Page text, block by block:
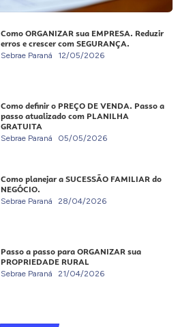
Como ORGANIZAR sua EMPRESA. Reduzir
erros e crescer com SEGURANÇA.
Sebrae Paraná 12/05/2026
Como definir o PREÇO DE VENDA. Passo a
passo atualizado com PLANILHA
GRATUITA
Sebrae Paraná 05/05/2026
Como planejar a SUCESSÃO FAMILIAR do
NEGÓCIO.
Sebrae Paraná 28/04/2026
Passo a passo para ORGANIZAR sua
PROPRIEDADE RURAL
Sebrae Paraná 21/04/2026